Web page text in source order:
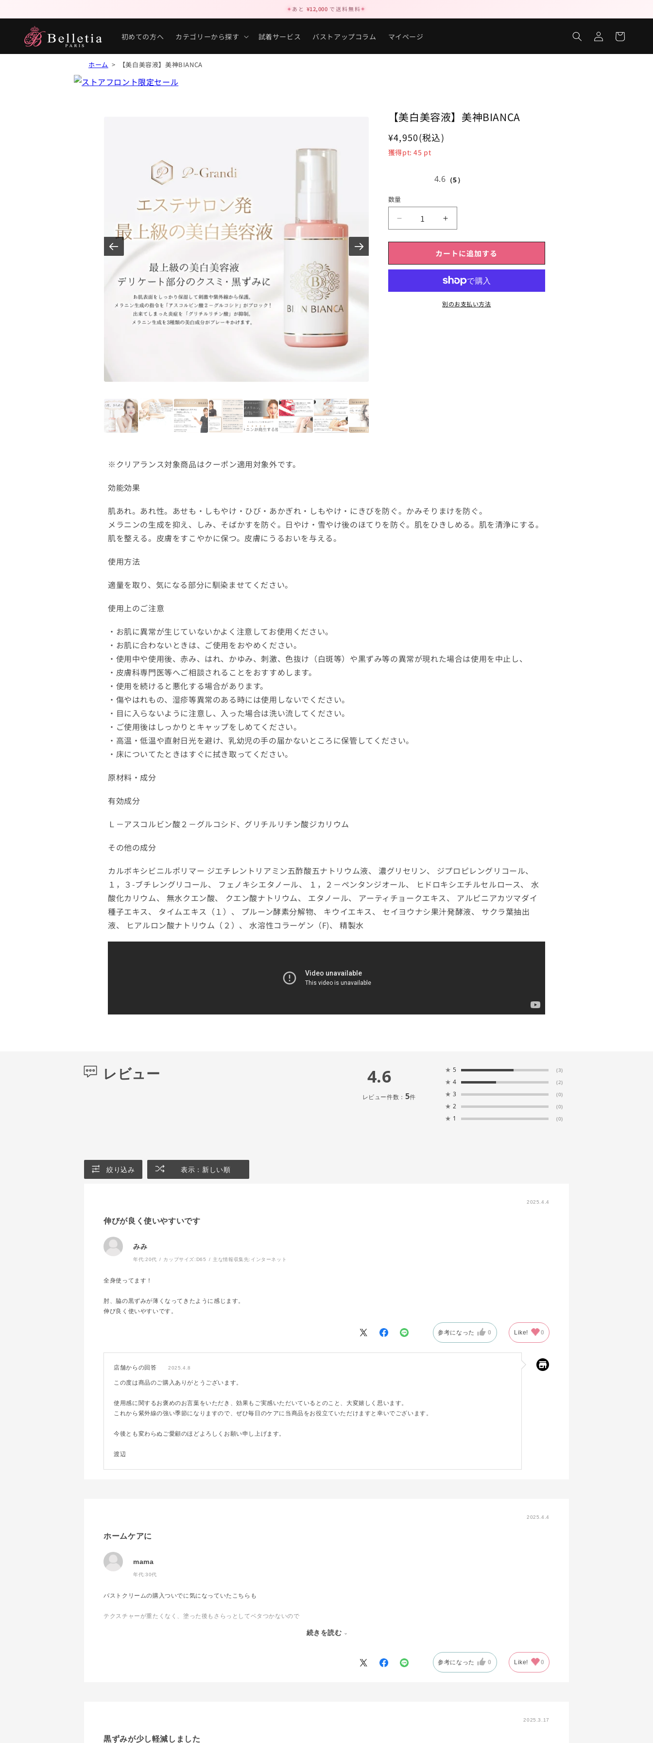
✦あと ¥12,000 で送料無料✦
初めての方へ カテゴリーから探す 試着サービス バストアップコラム マイページ
ロ
グ
イ
ン
ー
ホーム > 【美白美容液】美神BIANCA
【美白美容液】美神BIANCA
通
常
¥4,950(税込)
獲得pt:45 pt
4.6 （5）
数量
液】
神
【美
容
液】
美
神
BIANCA
カートに追加する
別のお支払い方法
※クリアランス対象商品はクーポン適用対象外です。
効能効果
肌あれ。あれ性。あせも・しもやけ・ひび・あかぎれ・しもやけ・にきびを防ぐ。かみそりまけを防ぐ。
メラニンの生成を抑え、しみ、そばかすを防ぐ。日やけ・雪やけ後のほてりを防ぐ。肌をひきしめる。肌を清浄にする。
肌を整える。皮膚をすこやかに保つ。皮膚にうるおいを与える。
使用方法
適量を取り、気になる部分に馴染ませてください。
使用上のご注意
・お肌に異常が生じていないかよく注意してお使用ください。
・お肌に合わないときは、ご使用をおやめください。
・使用中や使用後、赤み、はれ、かゆみ、刺激、色抜け（白斑等）や黒ずみ等の異常が現れた場合は使用を中止し、
・皮膚科専門医等へご相談されることをおすすめします。
・使用を続けると悪化する場合があります。
・傷やはれもの、湿疹等異常のある時には使用しないでください。
・目に入らないように注意し、入った場合は洗い流してください。
・ご使用後はしっかりとキャップをしめてください。
・高温・低温や直射日光を避け、乳幼児の手の届かないところに保管してください。
・床についてたときはすぐに拭き取ってください。
原材料・成分
有効成分
Ｌ－アスコルビン酸２－グルコシド、グリチルリチン酸ジカリウム
その他の成分
カルボキシビニルポリマー ジエチレントリアミン五酢酸五ナトリウム液、 濃グリセリン、 ジプロピレングリコール、
１，３-ブチレングリコール、 フェノキシエタノール、 １，２－ペンタンジオール、 ヒドロキシエチルセルロース、 水
酸化カリウム、 無水クエン酸、 クエン酸ナトリウム、 エタノール、 アーティチョークエキス、 アルピニアカツマダイ
種子エキス、 タイムエキス（１）、 プルーン酵素分解物、 キウイエキス、 セイヨウナシ果汁発酵液、 サクラ葉抽出
液、 ヒアルロン酸ナトリウム（２）、 水溶性コラーゲン（F)、 精製水
レビュー 4.6
レビュー件数： 5件
★ 5 (3)
★ 4 (2)
★ 3 (0)
★ 2 (0)
★ 1 (0)
絞り込み 表示：新しい順
2025.4.4
伸びが良く使いやすいです
みみ
年代:20代 カップサイズ: D65 主な情報収集先: インターネット
全身使ってます！
肘、脇の黒ずみが薄くなってきたように感じます。
伸び良く使いやすいです。
参考になった 0 Like! 0
店舗からの回答 2025.4.8
この度は商品のご購入ありがとうございます。
使用感に関するお褒めのお言葉をいただき、効果もご実感いただいているとのこと、大変嬉しく思います。
これから紫外線の強い季節になりますので、ぜひ毎日のケアに当商品をお役立ていただけますと幸いでございます。
今後とも変わらぬご愛顧のほどよろしくお願い申し上げます。
渡辺
2025.4.4
ホームケアに
mama
年代:30代
バストクリームの購入ついでに気になっていたこちらも
テクスチャーが重たくなく、塗った後もさらっとしてベタつかないので
続きを読む
参考になった 0 Like! 0
2025.3.17
黒ずみが少し軽減しました